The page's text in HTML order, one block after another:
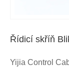
Řídicí skříň
Yijia Control